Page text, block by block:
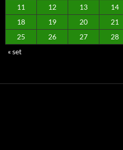
11
12 13 14
18
19 20 21
25
26 27 28
« set